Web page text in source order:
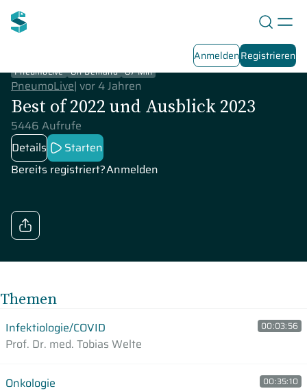
AnmeldenRegistrieren
PneumoLive On-Demand 87 Min
PneumoLive| vor 4 Jahren
Best of 2022 und Ausblick 2023
5446 Aufrufe
Details
Starten
Bereits registriert?Anmelden
Themen
Infektiologie/COVID
Prof. Dr. med. Tobias Welte
00:03:56
Onkologie
00:35:10